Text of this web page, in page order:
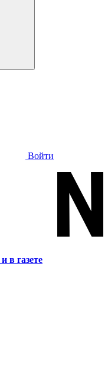
Войти
и в газете